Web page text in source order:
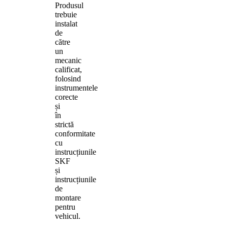
Produsul
trebuie
instalat
de
către
un
mecanic
calificat,
folosind
instrumentele
corecte
și
în
strictă
conformitate
cu
instrucțiunile
SKF
și
instrucțiunile
de
montare
pentru
vehicul.